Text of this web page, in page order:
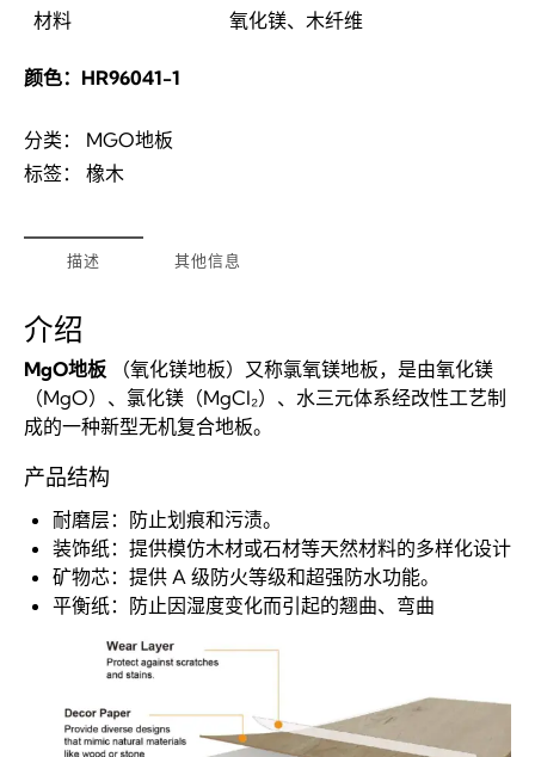
材料
氧化镁、木纤维
颜色：HR96041-1
分类： MGO地板
标签： 橡木
描述 其他信息
介绍
MgO地板 （氧化镁地板）又称氯氧镁地板，是由氧化镁
（MgO）、氯化镁（MgCl₂）、水三元体系经改性工艺制
成的一种新型无机复合地板。
产品结构
耐磨层：防止划痕和污渍。
装饰纸：提供模仿木材或石材等天然材料的多样化设计
矿物芯：提供 A 级防火等级和超强防水功能。
平衡纸：防止因湿度变化而引起的翘曲、弯曲